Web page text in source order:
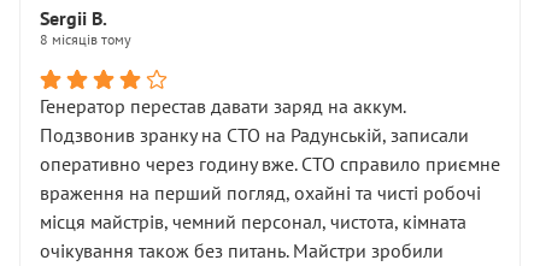
Sergii B.
8 місяців тому
Генератор перестав давати заряд на аккум.
Подзвонив зранку на СТО на Радунській, записали
оперативно через годину вже. СТО справило приємне
враження на перший погляд, охайні та чисті робочі
місця майстрів, чемний персонал, чистота, кімната
очікування також без питань. Майстри зробили